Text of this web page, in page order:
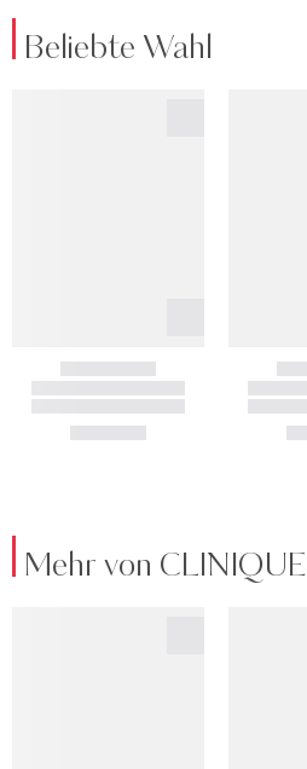
Beliebte Wahl
Mehr von CLINIQUE